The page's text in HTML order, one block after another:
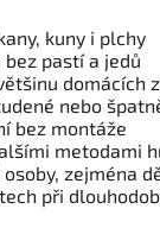
kuny i plchy
pastí a jedů
domácích
nebo
bez montáže
metodami
zejména
při